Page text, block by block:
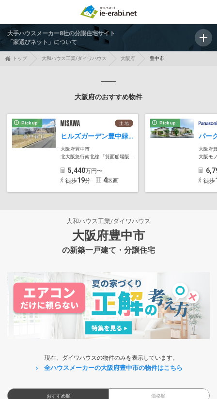
大手ハウスメーカー8社の分譲住宅サイト
「家選びネット」について
トップ 大和ハウス工業/ダイワハウス 大阪府 豊中市
大阪府のおすすめ物件
Pick up 土 地
ヒルズガーデン豊中緑丘
大阪府豊中市
北大阪急行南北線 「箕面船場阪大前」駅
5,440万円〜
徒歩19分 4区画
Pick up
大阪府
大阪モ
徒歩
大和ハウス工業/ダイワハウス
大阪府豊中市
の新築一戸建て・分譲住宅
現在、ダイワハウスの物件のみを表示しています。
全ハウスメーカーの大阪府豊中市の物件はこちら
おすすめ順 価格順